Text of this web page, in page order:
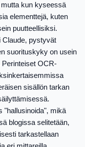
kun kyseessä
elementtejä, kuten
puutteellisiksi.
Claude, pystyvät
suorituskyky on usein
Perinteiset OCR-
sisällön tarkan
"hallusinoida", mikä
blogissa selitetään,
tarkastellaan